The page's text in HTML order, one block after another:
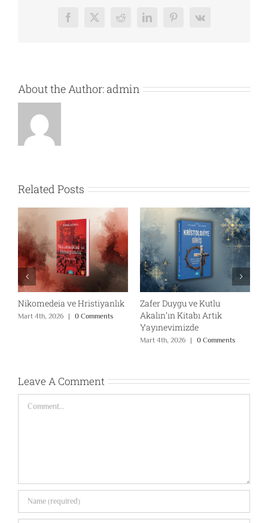
Facebook
X RedditLinkedInPinterest
Vk
About the Author:admin
Related Posts
Nikomedeia ve Hristiyanlık
Mart 4th, 2026 | 0 Comments
Zafer Duygu ve Kutlu
Akalın’ın Kitabı Artık
Yayınevimizde
Mart 4th, 2026 | 0 Comments
Leave A Comment
Comment